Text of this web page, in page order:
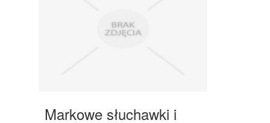
Markowe słuchawki i